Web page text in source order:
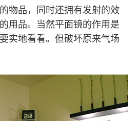
物品，同时还拥有发射的效
用品。当然平面镜的作用是
实地看看。但破坏原来气场